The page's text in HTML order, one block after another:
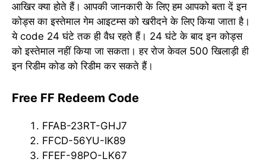
आखिर क्या होते हैं। आपकी जानकारी के लिए हम आपको बता दें इन
कोड्स का इस्तेमाल गेम आइटम्स को खरीदने के लिए किया जाता है।
ये code 24 घंटे तक ही वैध रहते हैं। 24 घंटे के बाद इन कोड्स
को इस्तेमाल नहीं किया जा सकता। हर रोज केवल 500 खिलाड़ी ही
इन रिडीम कोड को रिडीम कर सकते हैं।
Free FF Redeem Code
FFAB-23RT-GHJ7
FFCD-56YU-IK89
FFEF-98PO-LK67